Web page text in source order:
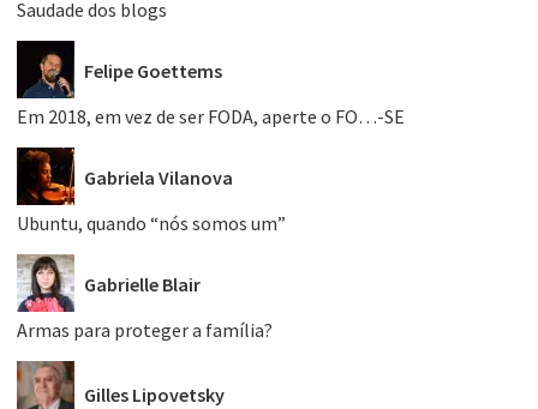
Saudade dos blogs
Felipe Goettems
Em 2018, em vez de ser FODA, aperte o FO…-SE
Gabriela Vilanova
Ubuntu, quando “nós somos um”
Gabrielle Blair
Armas para proteger a família?
Gilles Lipovetsky